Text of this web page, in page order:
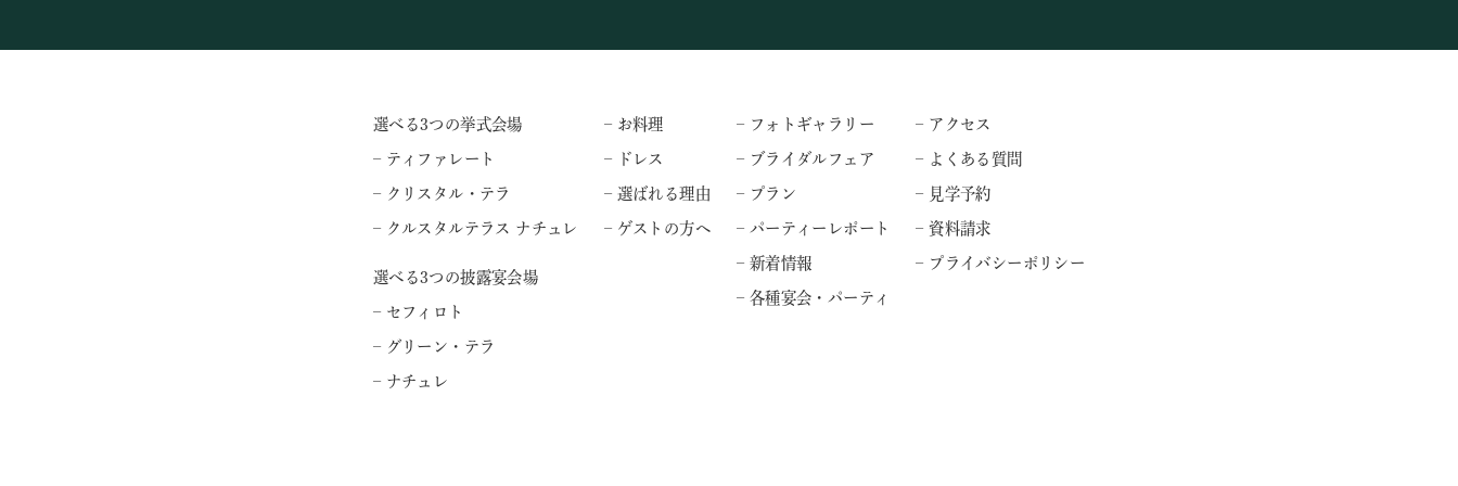
選べる3つの挙式会場
– ティファレート
– クリスタル・テラ
– クルスタルテラス ナチュレ
選べる3つの披露宴会場
– セフィロト
– グリーン・テラ
– ナチュレ
– お料理
– ドレス
– 選ばれる理由
– ゲストの方へ
– フォトギャラリー
– ブライダルフェア
– プラン
– パーティーレポート
– 新着情報
– 各種宴会・パーティ
– アクセス
– よくある質問
– 見学予約
– 資料請求
– プライバシーポリシー